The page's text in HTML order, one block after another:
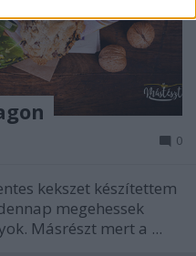
0
kekszet készítettem
megehessek
Másrészt mert a ...